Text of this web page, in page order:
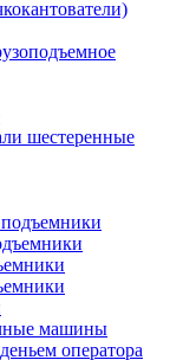
шестеренные
машины